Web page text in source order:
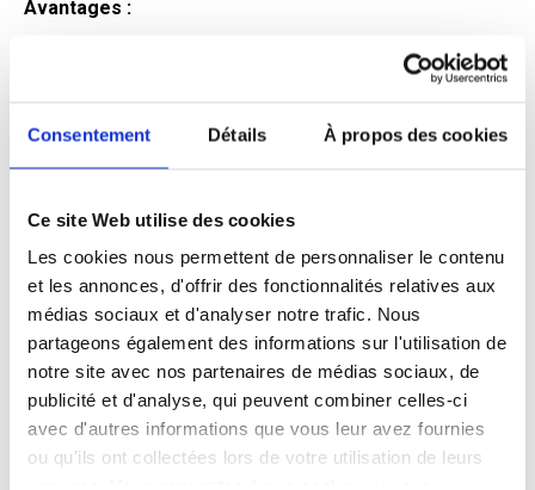
Consentement Détails À propos des cookies
Ce site Web utilise des cookies
Les cookies nous permettent de personnaliser le contenu
et les annonces, d'offrir des fonctionnalités relatives aux
médias sociaux et d'analyser notre trafic. Nous
partageons également des informations sur l'utilisation de
notre site avec nos partenaires de médias sociaux, de
publicité et d'analyse, qui peuvent combiner celles-ci
avec d'autres informations que vous leur avez fournies
ou qu'ils ont collectées lors de votre utilisation de leurs
Avantages :
candidat
Qualifications et diplômes :
Profil recherché :
Expérience :
Processus